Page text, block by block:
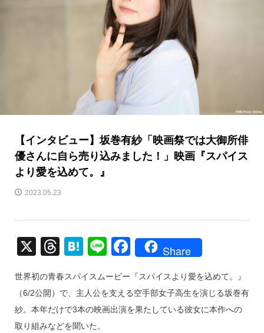
【インタビュー】坂巻有紗「映画祭では大御所俳
優さんに自ら売り込みました！」映画『スパイス
より愛を込めて。』
2023.05.23
X
T
e
a
d
H
e
n
a
Li
e
F
c
e
Share
世界初の青春スパイスムービー『スパイスより愛を込めて。』
（6/2公開）で、主人公を支える空手部女子高生を演じる坂巻有
紗。本年だけで3本の映画出演を果たしている彼女に本作への
取り組みなどを聞いた。